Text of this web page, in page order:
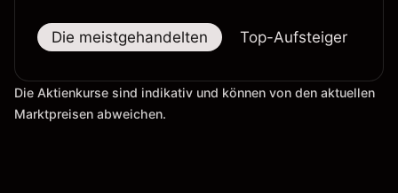
Die meistgehandelten Top-Aufsteiger
Die Aktienkurse sind indikativ und können von den aktuellen
Marktpreisen abweichen.